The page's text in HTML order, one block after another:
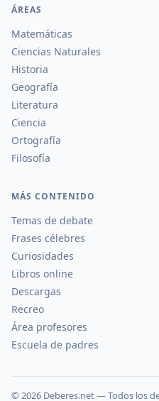
ÁREAS
Matemáticas
Ciencias Naturales
Historia
Geografía
Literatura
Ciencia
Ortografía
Filosofía
MÁS CONTENIDO
Temas de debate
Frases célebres
Curiosidades
Libros online
Descargas
Recreo
Área profesores
Escuela de padres
© 2026 Deberes.net — Todos los